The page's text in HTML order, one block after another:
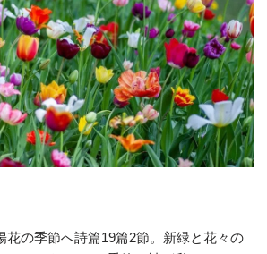
花の季節へ詩篇19篇2節。新緑と花々の